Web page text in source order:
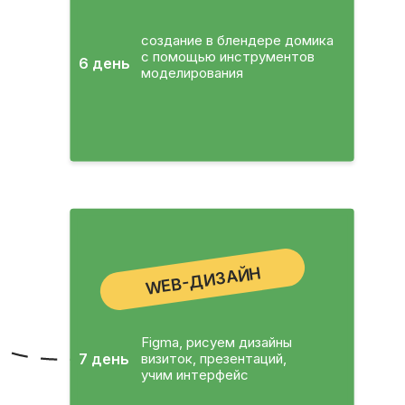
6 день
7 день
создание в блендере домика
с помощью инструментов
моделирования
Figma, рисуем дизайны
визиток, презентаций,
учим интерфейс
WEB-ДИЗАЙН